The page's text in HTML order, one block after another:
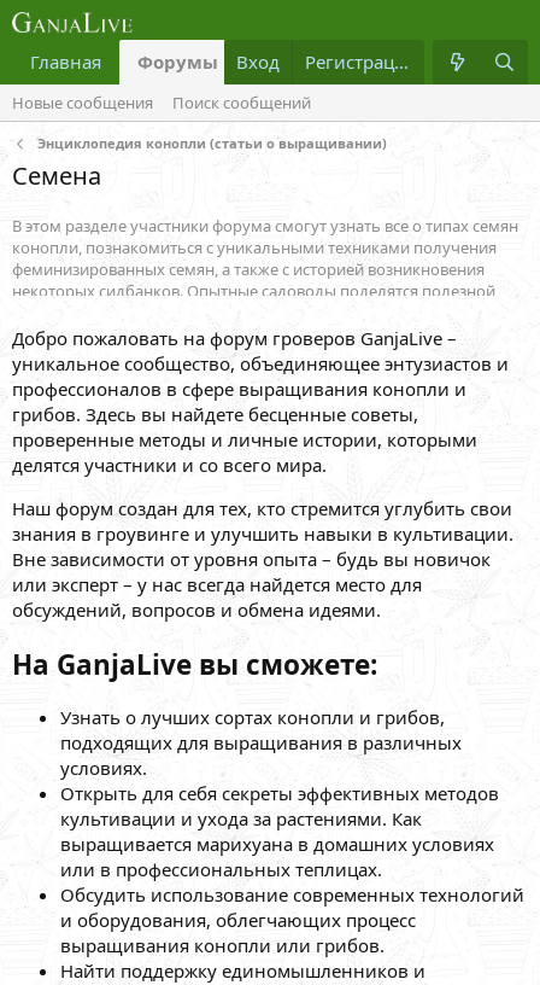
Главная Форумы Что нового? Медиа
Вход Регистрация
Новые сообщения Поиск сообщений
Энциклопедия конопли (статьи о выращивании)
Семена
В этом разделе участники форума смогут узнать все о типах семян
конопли, познакомиться с уникальными техниками получения
феминизированных семян, а также с историей возникновения
некоторых сидбанков. Опытные садоводы поделятся полезной
ландрейсы и поведают факты, о некоторых легендарных сортах
каннабиса.
Добро пожаловать на форум гроверов GanjaLive –
уникальное сообщество, объединяющее энтузиастов и
профессионалов в сфере выращивания конопли и
грибов. Здесь вы найдете бесценные советы,
проверенные методы и личные истории, которыми
делятся участники и со всего мира.
Наш форум создан для тех, кто стремится углубить свои
знания в гроувинге и улучшить навыки в культивации.
Вне зависимости от уровня опыта – будь вы новичок
или эксперт – у нас всегда найдется место для
обсуждений, вопросов и обмена идеями.
На GanjaLive вы сможете:
Узнать о лучших сортах конопли и грибов,
подходящих для выращивания в различных
условиях.
Открыть для себя секреты эффективных методов
культивации и ухода за растениями. Как
выращивается марихуана в домашних условиях
или в профессиональных теплицах.
Обсудить использование современных технологий
и оборудования, облегчающих процесс
выращивания конопли или грибов.
Найти поддержку единомышленников и